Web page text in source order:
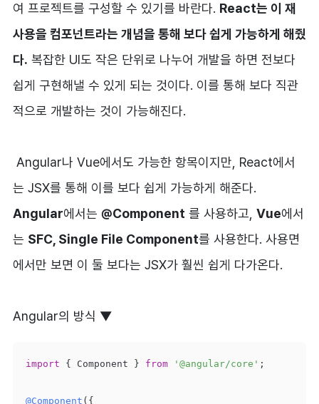
여 프로젝트를 구성할 수 있기를 바란다. React는 이 재
사용을 컴포넌트라는 개념을 통해 보다 쉽게 가능하게 해줬
다. 복잡한 UI도 작은 단위로 나누어 개발을 하면 전보다
쉽게 구현해낼 수 있게 되는 것이다. 이를 통해 보다 직관
적으로 개발하는 것이 가능해진다.
Angular나 Vue에서도 가능한 항목이지만, React에서
는 JSX를 통해 이를 보다 쉽게 가능하게 해준다.
Angular에서는 @Component 를 사용하고, Vue에서
는 SFC, Single File Component를 사용한다. 사용면
에서만 보면 이 둘 보다는 JSX가 훨씬 쉽게 다가온다.
Angular의 방식 ▼
import { Component } from '@angular/core' ;
@Component ({